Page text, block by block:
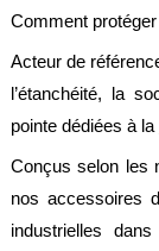
Laiteries
Brasseries
Véhicules
utilitaires
Nucléaire
Comment
Acteur de
l’étanchéité, la
pointe dédiées à la
Conçus selon les
nos accessoires
industrielles